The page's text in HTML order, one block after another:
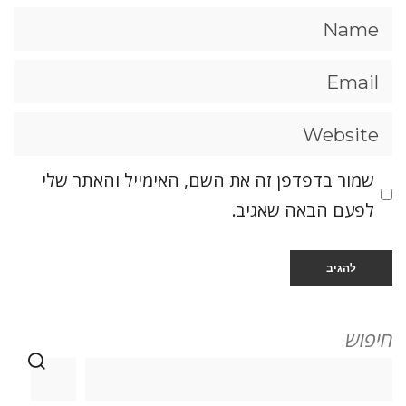
שמור בדפדפן זה את השם, האימייל והאתר שלי
לפעם הבאה שאגיב.
חיפוש